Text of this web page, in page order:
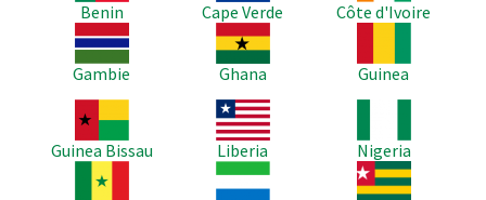
Benin
Cape Verde
Côte d'Ivoire
Image
Gambie
Image
Ghana
Guinea
Image
Guinea Bissau
Image
Liberia
Nigeria
Image
Image